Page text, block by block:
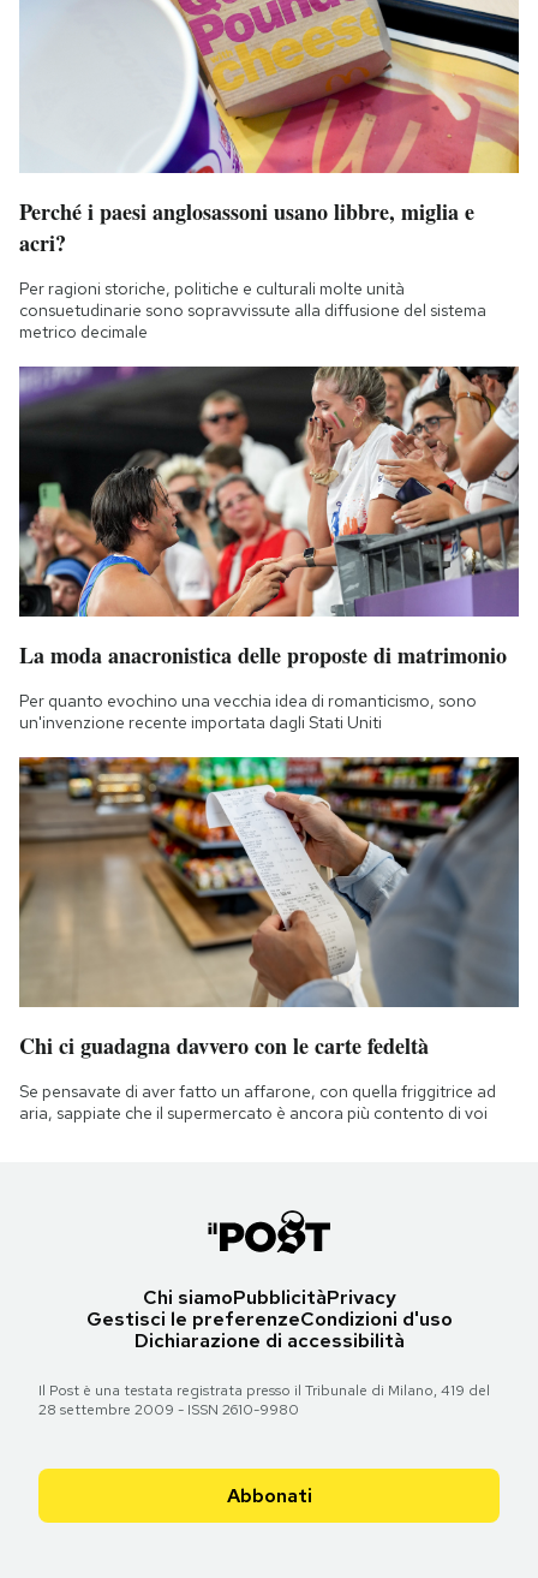
Regala il Post
Hai bisogno di aiuto?
Perché i paesi anglosassoni usano libbre, miglia e
acri?
Per ragioni storiche, politiche e culturali molte unità
consuetudinarie sono sopravvissute alla diffusione del sistema
metrico decimale
La moda anacronistica delle proposte di matrimonio
Per quanto evochino una vecchia idea di romanticismo, sono
un'invenzione recente importata dagli Stati Uniti
Chi ci guadagna davvero con le carte fedeltà
Se pensavate di aver fatto un affarone, con quella friggitrice ad
aria, sappiate che il supermercato è ancora più contento di voi
Chi siamoPubblicitàPrivacy
Gestisci le preferenzeCondizioni d'uso
Dichiarazione di accessibilità
Il Post è una testata registrata presso il Tribunale di Milano, 419 del
28 settembre 2009 - ISSN 2610-9980
Abbonati